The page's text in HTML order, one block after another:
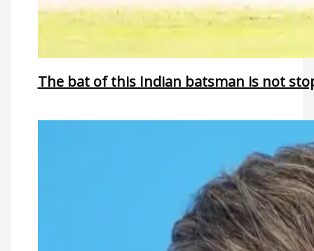
The bat of this Indian batsman is not